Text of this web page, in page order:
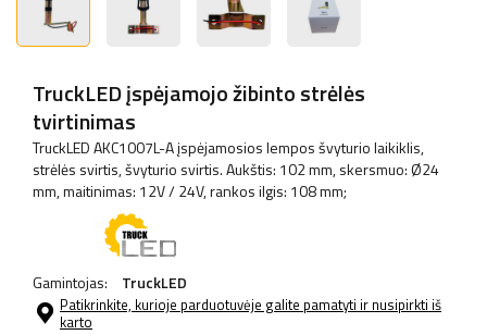
TruckLED įspėjamojo žibinto strėlės
tvirtinimas
TruckLED AKC1007L-A įspėjamosios lempos švyturio laikiklis,
strėlės svirtis, švyturio svirtis. Aukštis: 102 mm, skersmuo: Ø24
mm, maitinimas: 12V / 24V, rankos ilgis: 108 mm;
Gamintojas: TruckLED
Patikrinkite, kurioje parduotuvėje galite pamatyti ir nusipirkti iš
karto